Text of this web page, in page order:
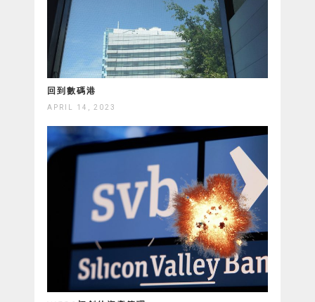
回到數碼港
APRIL 14, 2023